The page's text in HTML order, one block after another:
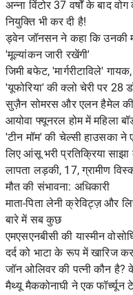
अन्ना विंटोर 37 वर्षों के बाद
नियुक्ति भी कर दी है!
ड्वेन जॉनसन ने कहा कि उनकी
'मूल्यांकन जारी रखेंगी'
जिमी बफेट, 'मार्गरीटाविले'
'यूफोरिया' की क्लो चेरी पर 28
सुज़ैन सोमरस और एलन हैमेल की
आयोवा फ्यूनरल होम में महिला
'टीन मॉम' की चेल्सी हाउसका
लिए आंसू भरी प्रतिक्रिया
लापता लड़की, 17, ग्रामीण
मौत की संभावना: अधिकारी
माता-पिता लेनी क्रेविट्ज़ और
बारे में सब कुछ
एमएसएनबीसी की यास्मीन
दर्द को भाटा के रूप में खारिज
जॉन ओलिवर की पत्नी कौन है?
मैथ्यू मैककोनाघी ने एक फॉर्च्यून